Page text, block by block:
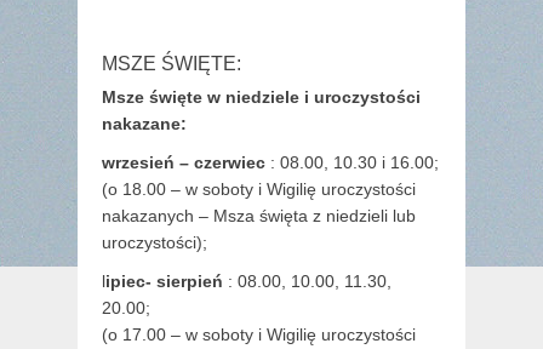
MSZE ŚWIĘTE:
Msze święte w niedziele i uroczystości
nakazane:
wrzesień – czerwiec : 08.00, 10.30 i 16.00;
(o 18.00 – w soboty i Wigilię uroczystości
nakazanych – Msza święta z niedzieli lub
uroczystości);
lipiec- sierpień : 08.00, 10.00, 11.30,
20.00;
(o 17.00 – w soboty i Wigilię uroczystości